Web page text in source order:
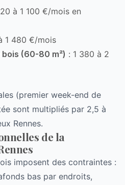
à 1 100 €/mois en
1 480 €/mois
(60-80 m²) : 1 380 à 2
(premier week-end de
sont multipliés par 2,5 à
Rennes.
de la
imposent des contraintes :
bas par endroits,